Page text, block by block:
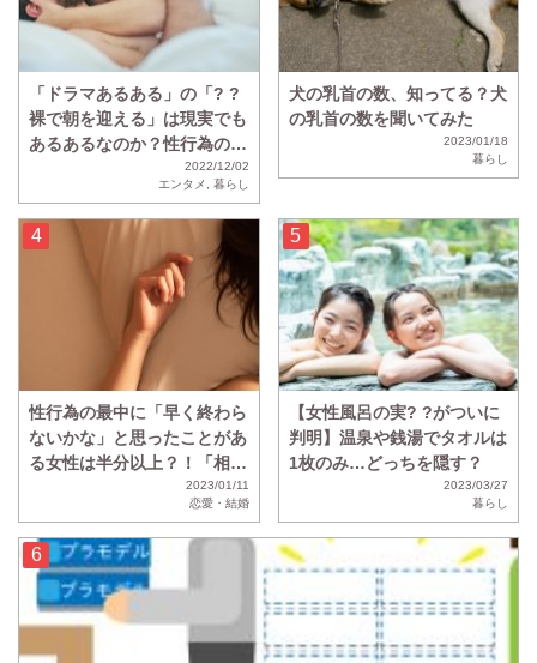
「ドラマあるある」の「? ?
裸で朝を迎える」は現実でも
あるあるなのか？性行為のあ
と「? ?裸で寝る」と回答し
た人の割合は・・・？
2022/12/02
エンタメ
暮らし
犬の乳首の数、知ってる？犬
の乳首の数を聞いてみた
2023/01/18
暮らし
性行為の最中に「早く終わら
ないかな」と思ったことがあ
る女性は半分以上？！「相性
が悪すぎてひたすら虚無の時
2023/01/11
恋愛・結婚
【女性風呂の実? ?がついに
判明】温泉や銭湯でタオルは
1枚のみ…どっちを隠す？
2023/03/27
暮らし